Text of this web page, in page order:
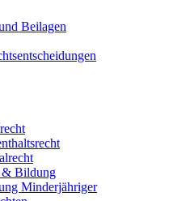
Beilagen
& Bildung
Minderjähriger